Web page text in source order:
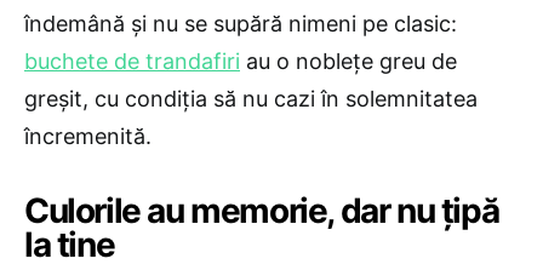
îndemână și nu se supără nimeni pe clasic:
buchete de trandafiri au o noblețe greu de
greșit, cu condiția să nu cazi în solemnitatea
încremenită.
Culorile au memorie, dar nu țipă
la tine